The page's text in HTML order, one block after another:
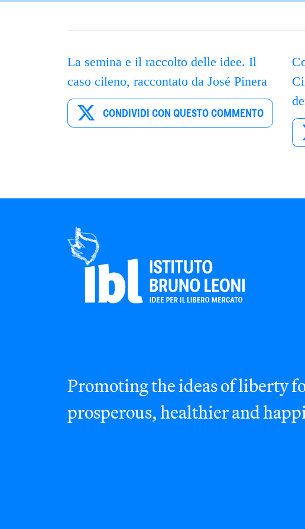
La semina e il raccolto delle idee. Il
caso cileno, raccontato da José Pinera
CONDIVIDI CON QUESTO COMMENTO
Promoting the ideas of liberty
prosperous, healthier and